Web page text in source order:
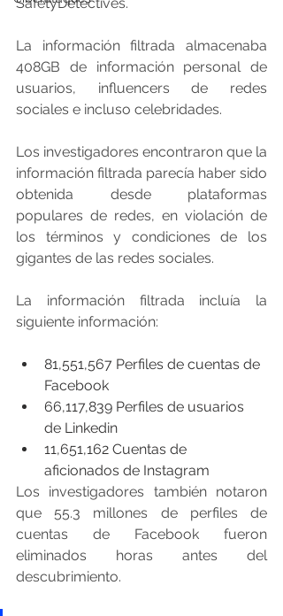
SafetyDetectives.
La información filtrada almacenaba
408GB de información personal de
usuarios, influencers de redes
sociales e incluso celebridades.
Los investigadores encontraron que la
información filtrada parecía haber sido
obtenida desde plataformas
populares de redes, en violación de
los términos y condiciones de los
gigantes de las redes sociales.
La información filtrada incluía la
siguiente información:
81,551,567 Perfiles de cuentas de
Facebook
66,117,839 Perfiles de usuarios
de Linkedin
11,651,162 Cuentas de
aficionados de Instagram
Los investigadores también notaron
que 55.3 millones de perfiles de
cuentas de Facebook fueron
eliminados horas antes del
descubrimiento.